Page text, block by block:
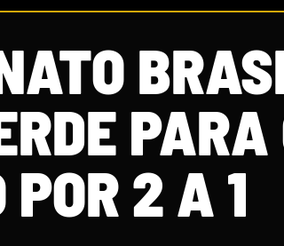
PARA
POR 2 A 1